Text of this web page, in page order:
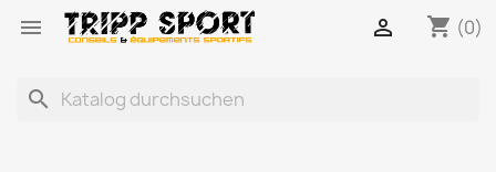
 shopping_cart (0)

search